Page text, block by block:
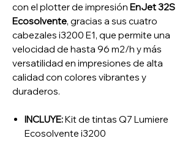
con el plotter de impresión EnJet 32S
Ecosolvente, gracias a sus cuatro
cabezales i3200 E1, que permite una
velocidad de hasta 96 m2/h y más
versatilidad en impresiones de alta
calidad con colores vibrantes y
duraderos.
INCLUYE:Kit de tintas Q7 Lumiere
Ecosolvente i3200